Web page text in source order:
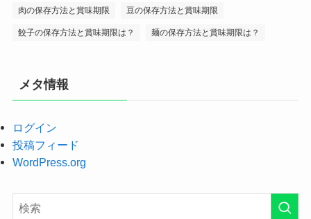
肉の保存方法と賞味期限 豆の保存方法と賞味期限
餃子の保存方法と賞味期限は？ 麺の保存方法と賞味期限は？
メタ情報
ログイン
投稿フィード
WordPress.org